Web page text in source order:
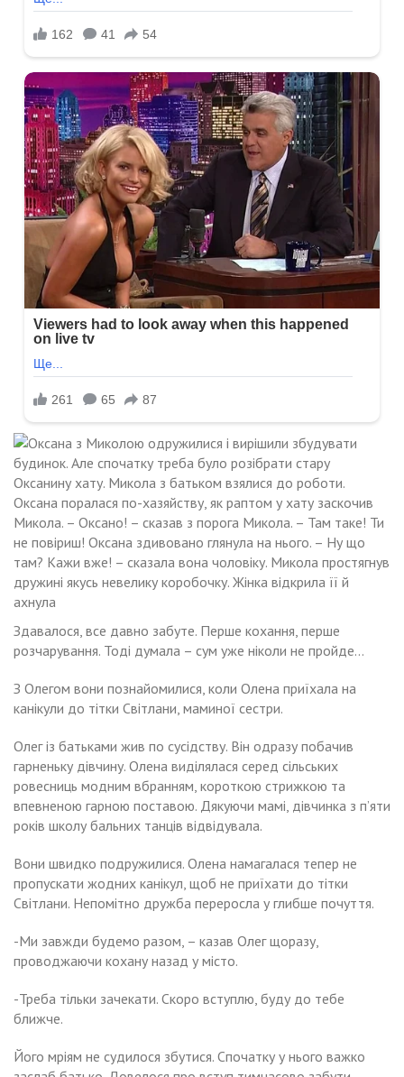
Здавалося, все давно забуте. Перше кохання, перше
розчарування. Тоді думала – сум уже ніколи не пройде…
З Олегом вони познайомилися, коли Олена приїхала на
канікули до тітки Світлани, маминої сестри.
Олег із батьками жив по сусідству. Він одразу побачив
гарненьку дівчину. Олена виділялася серед сільських
ровесниць модним вбранням, короткою стрижкою та
впевненою гарною поставою. Дякуючи мамі, дівчинка з п’яти
років школу бальних танців відвідувала.
Вони швидко подружилися. Олена намагалася тепер не
пропускати жодних канікул, щоб не приїхати до тітки
Світлани. Непомітно дружба переросла у глибше почуття.
-Ми завжди будемо разом, – казав Олег щоразу,
проводжаючи кохану назад у місто.
-Треба тільки зачекати. Скоро вступлю, буду до тебе
ближче.
Його мріям не судилося збутися. Спочатку у нього важко